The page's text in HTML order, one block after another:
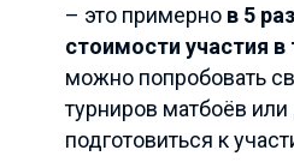
– это примерно в 5
стоимости участия в
можно попробовать
турниров матбоёв
подготовиться к